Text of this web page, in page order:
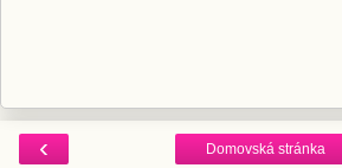
‹ Domovská stránka